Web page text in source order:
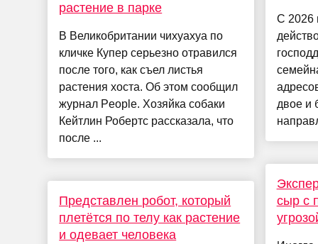
растение в парке
В Великобритании чихуахуа по
кличке Купер серьезно отравился
после того, как съел листья
растения хоста. Об этом сообщил
журнал People. Хозяйка собаки
Кейтлин Робертс рассказала, что
после ...
Представлен робот, который
плетётся по телу как растение
и одевает человека
С 2026
двое и
сыр с